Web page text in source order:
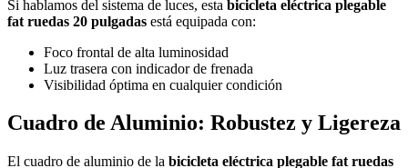
Si hablamos del sistema de luces, esta bicicleta eléctrica plegable
fat ruedas 20 pulgadas está equipada con:
Foco frontal de alta luminosidad
Luz trasera con indicador de frenada
Visibilidad óptima en cualquier condición
Cuadro de Aluminio: Robustez y Ligereza
El cuadro de aluminio de la bicicleta eléctrica plegable fat ruedas